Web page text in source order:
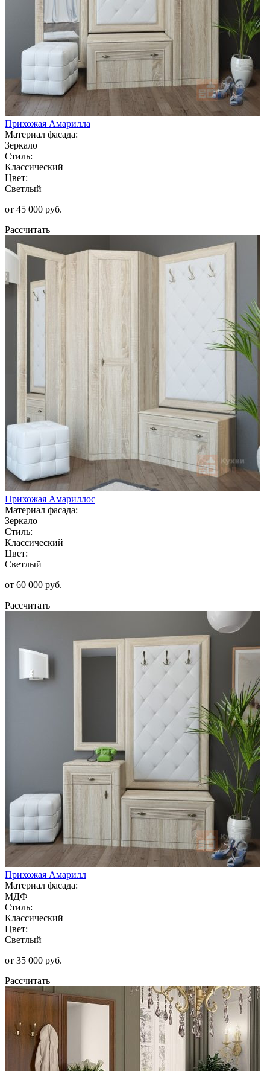
Прихожая Амарилла
Материал фасада:
Зеркало
Стиль:
Классический
Цвет:
Светлый
от 45 000 руб.
Рассчитать
Прихожая Амариллос
Материал фасада:
Зеркало
Стиль:
Классический
Цвет:
Светлый
от 60 000 руб.
Рассчитать
Прихожая Амарилл
Материал фасада:
МДФ
Стиль:
Классический
Цвет:
Светлый
от 35 000 руб.
Рассчитать